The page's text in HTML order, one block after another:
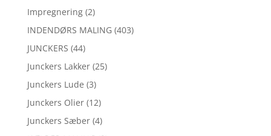
Impregnering (2)
INDENDØRS MALING (403)
JUNCKERS (44)
Junckers Lakker (25)
Junckers Lude (3)
Junckers Olier (12)
Junckers Sæber (4)